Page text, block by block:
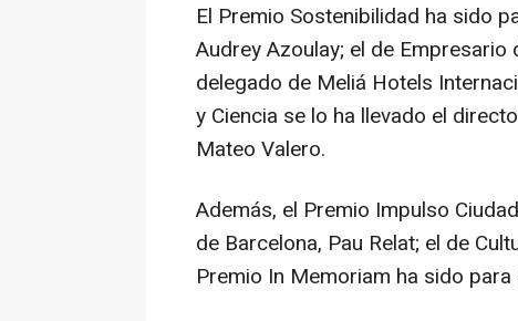
El Premio Sostenibilidad ha sido
Audrey Azoulay; el de
delegado de Meliá Hotels
y Ciencia se lo ha llevado el
Mateo Valero.
Además, el Premio Impulso
de Barcelona, Pau Relat; el de
Premio In Memoriam ha sido